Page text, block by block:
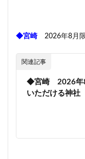
◆宮崎 2026年8月
関連記事
◆宮崎 2026年
いただける神社